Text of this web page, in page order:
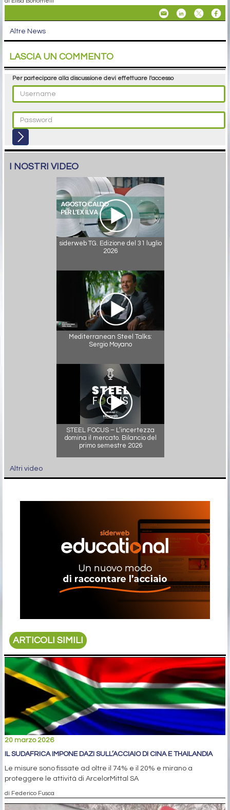
Altre News
LASCIA UN COMMENTO
Per partecipare alla discussione devi effettuare l'accesso
I NOSTRI VIDEO
siderweb TG. Edizione del 31 luglio
2026
Mediterranean Steel Talks:
Sergio Moyano
STEEL FOCUS – L’incertezza
domina il mercato. Bilancio del
primo semestre 2026
Altri video
ARTICOLI SIMILI
20 marzo 2026
IL SUDAFRICA IMPONE DAZI SULL’ACCIAIO DI CINA E THAILANDIA
Le misure sono fissate ad oltre il 74% e il 20% e mirano a
proteggere le attività di ArcelorMittal SA
di Federico Fusca